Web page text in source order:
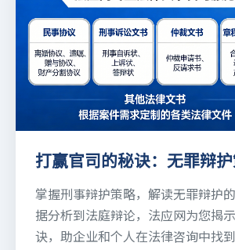
打赢官司的秘诀：无罪辩
掌握刑事辩护策略，解读无罪辩护
据分析到法庭辩论，法应网为您揭
诀，助企业和个人在法律咨询中找